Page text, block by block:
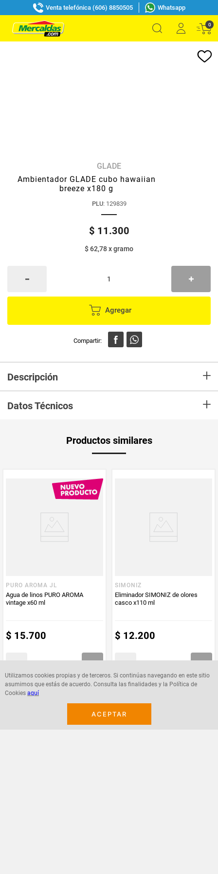
Venta telefónica (606) 8850505 Whatsapp
0
Utilizamos cookies propias y de terceros. Si continúas navegando en este sitio
asumimos que estás de acuerdo. Consulta las finalidades y la Política de
Cookies aquí
ACEPTAR
GLADE
Ambientador GLADE cubo hawaiian
breeze x180 g
PLU: 129839
$ 11.300
$ 62,78xgramo
Agregar
Descripción +
Datos Técnicos +
Productos similares
PURO AROMA JL
Agua de linos PURO AROMA
vintage x60 ml
$ 15.700
SIMONIZ
Eliminador SIMONIZ de olores
casco x110 ml
$ 12.200